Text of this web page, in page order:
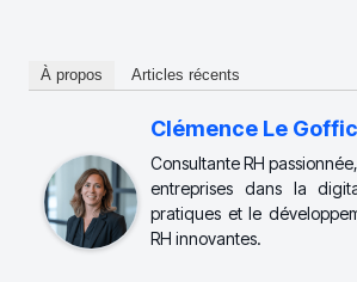
À propos Articles récents
Clémence Le Goffic
Consultante RH
entreprises dans la
pratiques et le
RH innovantes.